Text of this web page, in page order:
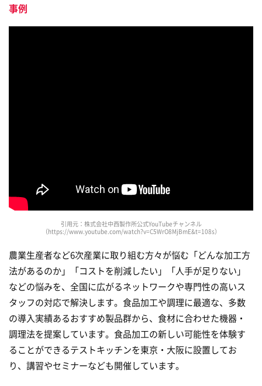
事例
引用元：株式会社中西製作所公式YouTubeチャンネル
（https://www.youtube.com/watch?v=C5WrO8MjBmE&t=108s）
農業生産者など6次産業に取り組む方々が悩む「どんな加工方
法があるのか」「コストを削減したい」「人手が足りない」
などの悩みを、全国に広がるネットワークや専門性の高いス
タッフの対応で解決します。食品加工や調理に最適な、多数
の導入実績あるおすすめ製品群から、食材に合わせた機器・
調理法を提案しています。食品加工の新しい可能性を体験す
ることができるテストキッチンを東京・大阪に設置してお
り、講習やセミナーなども開催しています。